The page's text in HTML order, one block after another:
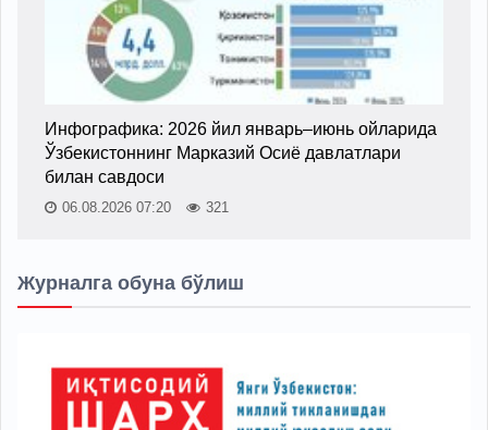
Инфографика: 2026 йил январь–июнь ойларида
Ўзбекистоннинг Марказий Осиё давлатлари
билан савдоси
06.08.2026 07:20 321
Журналга обуна бўлиш